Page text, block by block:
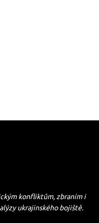
konfliktům, zbraním i
ukrajinského bojiště.